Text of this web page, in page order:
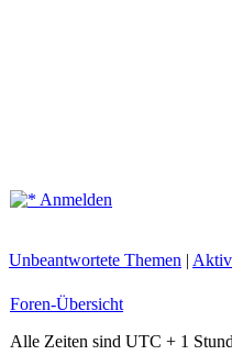
Anmelden
Unbeantwortete Themen |
Foren-Übersicht
Alle Zeiten sind UTC + 1